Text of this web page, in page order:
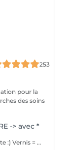
253
pour la
-> avec *
Toutes prestations avec * ont déjà un prix reduite :) Vernis = Couleur normal qu'on sait retirer soi-même avec du disslovant. Prend 30min pour sècher et tient 2-4 jours sur les mains et 1 mois sur les pieds. Semi = Se fait secher sous la lampe LED et se fait retirer par l'esthéticienne de préférence (y compris dans le prix). Il tient 3 semaines sur les mains et 4-5 semaines sur les pieds. Il sera seche immédiatement. Peut abîmer les ongles si c'est fait trop souvent, sans pause.